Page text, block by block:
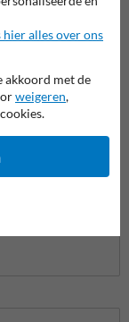
hier alles over ons
akkoord met de
weigeren,